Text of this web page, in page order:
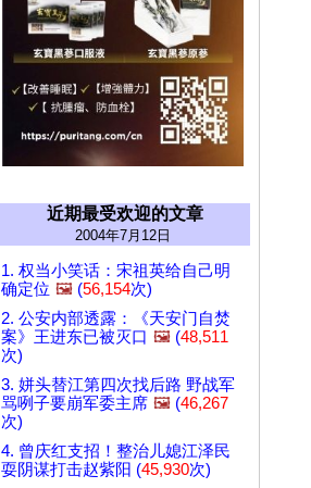
近期最受欢迎的文章
2004年7月12日
1. 权当小笑话：宋祖英给自己明
确定位 🖼️ (56,154次)
2. 公安内部透露：《天安门自焚
案》王进东已被灭口 🖼️ (48,511
次)
3. 姘头替江第四次找后路 野战军
骂咧子要崩军委主席 🖼️ (46,267
次)
4. 曾庆红支招！整治儿媳江泽民
耍阴谋打击赵紫阳 (45,930次)